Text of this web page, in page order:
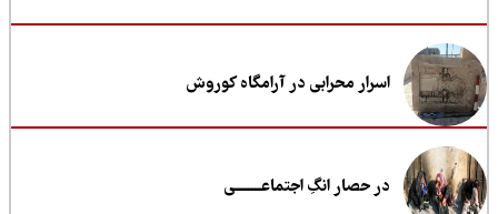
اسرار محرابی در آرامگاه کوروش
در حصار انگِ اجتماعــــــــی